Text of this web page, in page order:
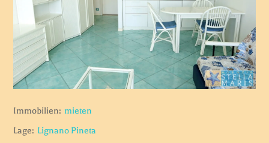
Immobilien: mieten
Lage: Lignano Pineta